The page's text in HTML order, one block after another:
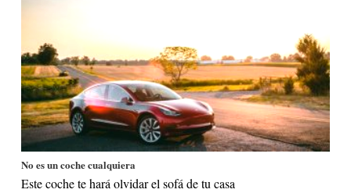
No es un coche cualquiera
Este coche te hará olvidar el sofá de tu casa